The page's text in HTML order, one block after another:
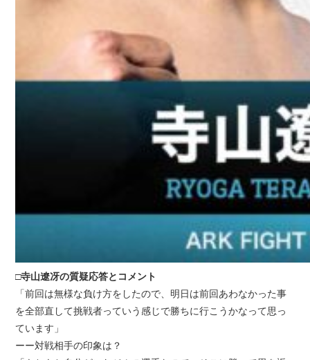
□寺山遼冴の質疑応答とコメント
「前回は無様な負け方をしたので、明日は前回あわなかった事
を全部直して挑戦者っていう感じで勝ちに行こうかなって思っ
ています」
ーー対戦相手の印象は？